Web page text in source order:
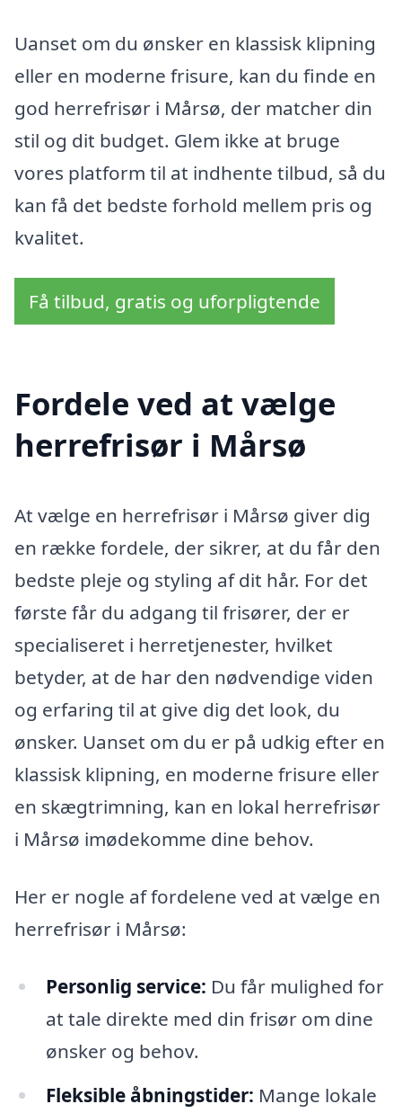
Uanset om du ønsker en klassisk klipning
eller en moderne frisure, kan du finde en
god herrefrisør i Mårsø, der matcher din
stil og dit budget. Glem ikke at bruge
vores platform til at indhente tilbud, så du
kan få det bedste forhold mellem pris og
kvalitet.
Få tilbud, gratis og uforpligtende
Fordele ved at vælge
herrefrisør i Mårsø
At vælge en herrefrisør i Mårsø giver dig
en række fordele, der sikrer, at du får den
bedste pleje og styling af dit hår. For det
første får du adgang til frisører, der er
specialiseret i herretjenester, hvilket
betyder, at de har den nødvendige viden
og erfaring til at give dig det look, du
ønsker. Uanset om du er på udkig efter en
klassisk klipning, en moderne frisure eller
en skægtrimning, kan en lokal herrefrisør
i Mårsø imødekomme dine behov.
Her er nogle af fordelene ved at vælge en
herrefrisør i Mårsø:
Personlig service: Du får mulighed for
at tale direkte med din frisør om dine
ønsker og behov.
Fleksible åbningstider: Mange lokale